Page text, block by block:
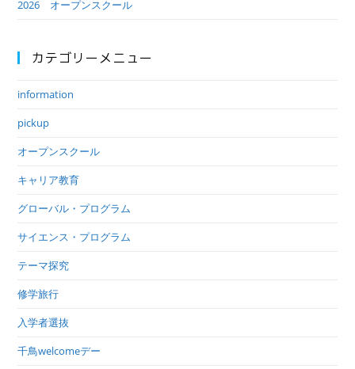
2026 オープンスクール
カテゴリーメニュー
information
pickup
オープンスクール
キャリア教育
グローバル・プログラム
サイエンス・プログラム
テーマ探究
修学旅行
入学者選抜
千鳥welcomeデー